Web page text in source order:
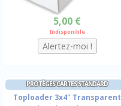
5,00 €
Indisponible
PROTÈGES CARTES STANDARD
Toploader 3x4" Transparent